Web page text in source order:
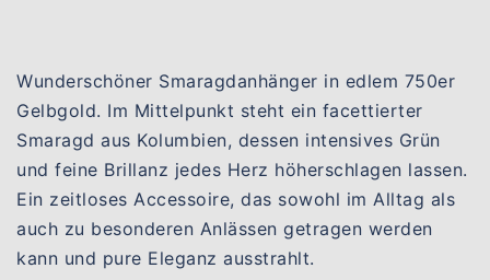
Wunderschöner Smaragdanhänger in edlem 750er
Gelbgold. Im Mittelpunkt steht ein facettierter
Smaragd aus Kolumbien, dessen intensives Grün
und feine Brillanz jedes Herz höherschlagen lassen.
Ein zeitloses Accessoire, das sowohl im Alltag als
auch zu besonderen Anlässen getragen werden
kann und pure Eleganz ausstrahlt.